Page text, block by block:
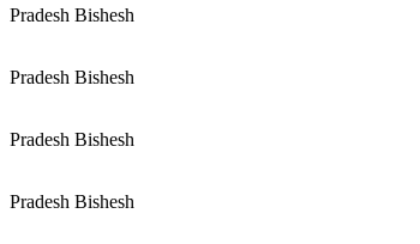
Pradesh Bishesh
Pradesh Bishesh
Pradesh Bishesh
Pradesh Bishesh